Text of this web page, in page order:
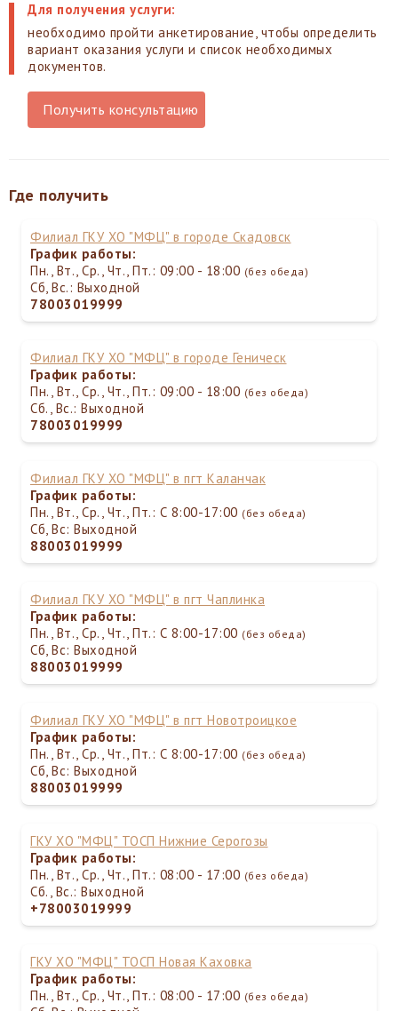
Для получения услуги:
необходимо пройти анкетирование, чтобы определить
вариант оказания услуги и список необходимых
документов.
Получить консультацию
Где получить
Филиал ГКУ ХО "МФЦ" в городе Скадовск
График работы:
Пн., Вт., Ср., Чт., Пт.: 09:00 - 18:00 (без обеда)
Сб, Вс.: Выходной
78003019999
Филиал ГКУ ХО "МФЦ" в городе Геническ
График работы:
Пн., Вт., Ср., Чт., Пт.: 09:00 - 18:00 (без обеда)
Сб., Вс.: Выходной
78003019999
Филиал ГКУ ХО "МФЦ" в пгт Каланчак
График работы:
Пн., Вт., Ср., Чт., Пт.: С 8:00-17:00 (без обеда)
Сб, Вс: Выходной
88003019999
Филиал ГКУ ХО "МФЦ" в пгт Чаплинка
График работы:
Пн., Вт., Ср., Чт., Пт.: С 8:00-17:00 (без обеда)
Сб, Вс: Выходной
88003019999
Филиал ГКУ ХО "МФЦ" в пгт Новотроицкое
График работы:
Пн., Вт., Ср., Чт., Пт.: С 8:00-17:00 (без обеда)
Сб, Вс: Выходной
88003019999
ГКУ ХО "МФЦ" ТОСП Нижние Серогозы
График работы:
Пн., Вт., Ср., Чт., Пт.: 08:00 - 17:00 (без обеда)
Сб., Вс.: Выходной
+78003019999
ГКУ ХО "МФЦ" ТОСП Новая Каховка
График работы:
Пн., Вт., Ср., Чт., Пт.: 08:00 - 17:00 (без обеда)